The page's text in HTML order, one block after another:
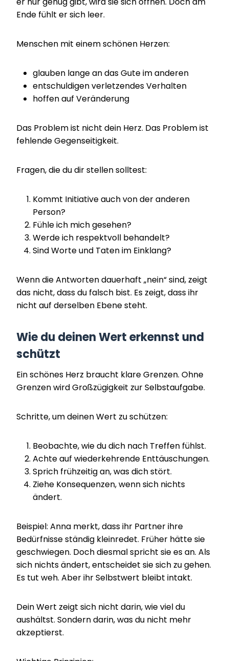
Ende fühlt er sich leer.
Menschen mit einem schönen Herzen:
glauben lange an das Gute im anderen
entschuldigen verletzendes Verhalten
hoffen auf Veränderung
Das Problem ist nicht dein Herz. Das Problem ist
fehlende Gegenseitigkeit.
Fragen, die du dir stellen solltest:
Kommt Initiative auch von der anderen
Person?
Fühle ich mich gesehen?
Werde ich respektvoll behandelt?
Sind Worte und Taten im Einklang?
Wenn die Antworten dauerhaft „nein“ sind, zeigt
das nicht, dass du falsch bist. Es zeigt, dass ihr
nicht auf derselben Ebene steht.
Wie du deinen Wert erkennst und
schützt
Ein schönes Herz braucht klare Grenzen. Ohne
Grenzen wird Großzügigkeit zur Selbstaufgabe.
Schritte, um deinen Wert zu schützen:
Beobachte, wie du dich nach Treffen fühlst.
Achte auf wiederkehrende Enttäuschungen.
Sprich frühzeitig an, was dich stört.
Ziehe Konsequenzen, wenn sich nichts
ändert.
Beispiel: Anna merkt, dass ihr Partner ihre
Bedürfnisse ständig kleinredet. Früher hätte sie
geschwiegen. Doch diesmal spricht sie es an. Als
sich nichts ändert, entscheidet sie sich zu gehen.
Es tut weh. Aber ihr Selbstwert bleibt intakt.
Dein Wert zeigt sich nicht darin, wie viel du
aushältst. Sondern darin, was du nicht mehr
akzeptierst.